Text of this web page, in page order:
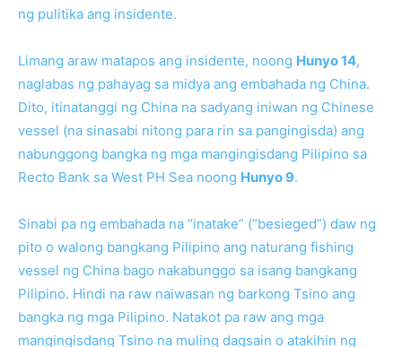
ng pulitika ang insidente.
Limang araw matapos ang insidente, noong Hunyo 14,
naglabas ng pahayag sa midya ang embahada ng China.
Dito, itinatanggi ng China na sadyang iniwan ng Chinese
vessel (na sinasabi nitong para rin sa pangingisda) ang
nabunggong bangka ng mga mangingisdang Pilipino sa
Recto Bank sa West PH Sea noong Hunyo 9.
Sinabi pa ng embahada na “inatake” (“besieged”) daw ng
pito o walong bangkang Pilipino ang naturang fishing
vessel ng China bago nakabunggo sa isang bangkang
Pilipino. Hindi na raw naiwasan ng barkong Tsino ang
bangka ng mga Pilipino. Natakot pa raw ang mga
mangingisdang Tsino na muling dagsain o atakihin ng